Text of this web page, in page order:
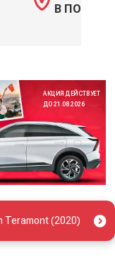
В
АКЦИЯ ДЕЙСТВУЕТ
ДО 21.08.2026
Teramont (2020)